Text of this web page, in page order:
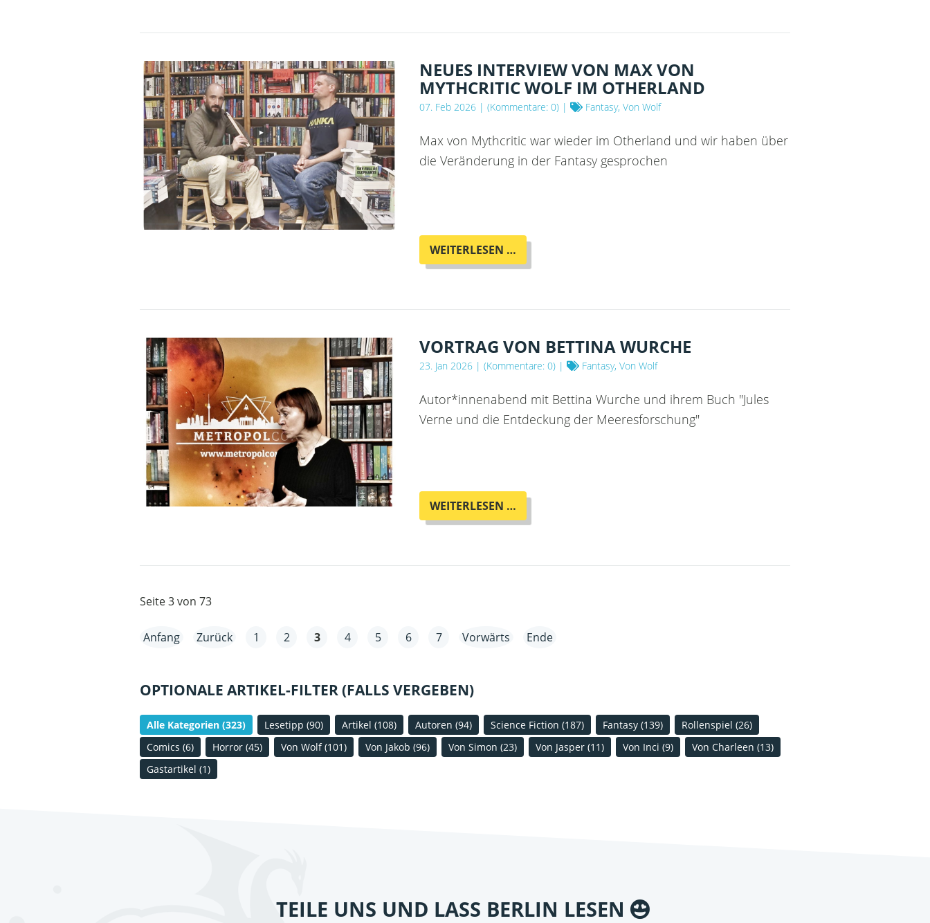
OTHERLAND
AUS
ALLEN
NÄHTEN!
NEUES INTERVIEW VON MAX VON
MYTHCRITIC WOLF IM OTHERLAND
07. Feb 2026 | (Kommentare: 0) | Fantasy, Von Wolf
Max von Mythcritic war wieder im Otherland und wir haben über
die Veränderung in der Fantasy gesprochen
WEITERLESEN …
INTERVIEW
VON
WOLF
IM
OTHERLAND
VORTRAG VON BETTINA WURCHE
23. Jan 2026 | (Kommentare: 0) | Fantasy, Von Wolf
Autor*innenabend mit Bettina Wurche und ihrem Buch "Jules
Verne und die Entdeckung der Meeresforschung"
WEITERLESEN …
VON
Seite 3 von 73
Anfang Zurück 1 2 3 4 5 6 7 Vorwärts Ende
OPTIONALE ARTIKEL-FILTER (FALLS VERGEBEN)
Alle Kategorien (323) Lesetipp (90) Artikel (108) Autoren (94) Science Fiction (187) Fantasy (139) Rollenspiel (26)
Comics (6) Horror (45) Von Wolf (101) Von Jakob (96) Von Simon (23) Von Jasper (11) Von Inci (9) Von Charleen (13)
Gastartikel (1)
TEILE UNS UND LASS BERLIN LESEN